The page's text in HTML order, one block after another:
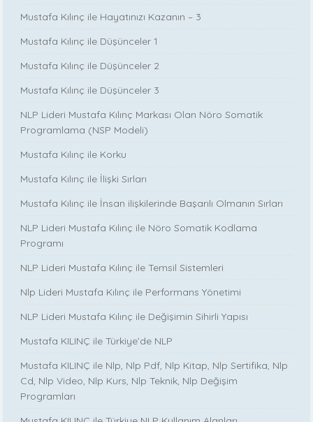
Mustafa Kılınç ile Hayatınızı Kazanın – 3
Mustafa Kılınç ile Düşünceler 1
Mustafa Kılınç ile Düşünceler 2
Mustafa Kılınç ile Düşünceler 3
NLP Lideri Mustafa Kılınç Markası Olan Nöro Somatik
Programlama (NSP Modeli)
Mustafa Kılınç ile Korku
Mustafa Kılınç ile İlişki Sırları
Mustafa Kılınç ile İnsan ilişkilerinde Başarılı Olmanın Sırları
NLP Lideri Mustafa Kılınç ile Nöro Somatik Kodlama
Programı
NLP Lideri Mustafa Kılınç ile Temsil Sistemleri
Nlp Lideri Mustafa Kılınç ile Performans Yönetimi
NLP Lideri Mustafa Kılınç ile Değişimin Sihirli Yapısı
Mustafa KILINÇ ile Türkiye’de NLP
Mustafa KILINÇ ile Nlp, Nlp Pdf, Nlp Kitap, Nlp Sertifika, Nlp
Cd, Nlp Video, Nlp Kurs, Nlp Teknik, Nlp Değişim
Programları